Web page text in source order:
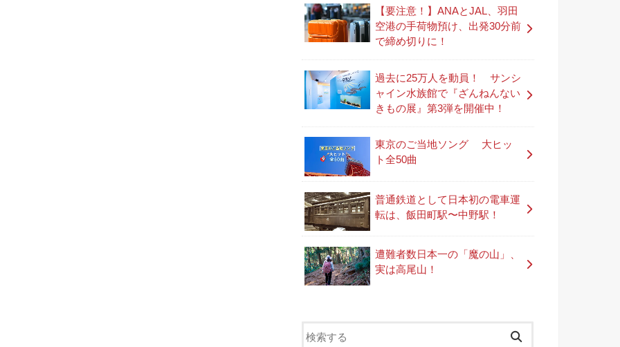
【要注意！】ANAとJAL、羽田
空港の手荷物預け、出発30分前
で締め切りに！
過去に25万人を動員！ サンシ
ャイン水族館で『ざんねんない
きもの展』第3弾を開催中！
東京のご当地ソング 大ヒッ
ト全50曲
普通鉄道として日本初の電車運
転は、飯田町駅〜中野駅！
遭難者数日本一の「魔の山」、
実は高尾山！